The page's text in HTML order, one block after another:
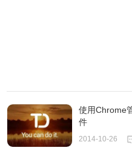
使用Chrome
件
2014-10-26